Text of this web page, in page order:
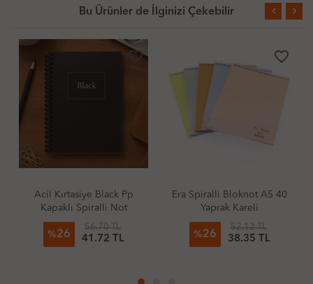
Bu Ürünler de İlginizi Çekebilir
favorite_border
Black Pp
Spiralli Not
80 Yaprak
41.72 TL
Era Spiralli Bloknot A5 40
38.35 TL
Acil
A5 80Gr 80